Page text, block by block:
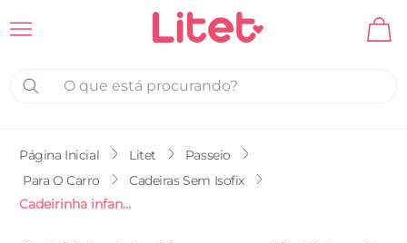
O que está procurando?
Litet
Passeio
Para O Carro
Cadeiras Sem Isofix
Cadeirinha infantil para carro Litet Mass 0-36kg Preta e Cinza - BB458OUT [Reembalado]